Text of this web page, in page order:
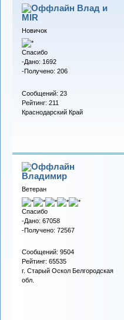
Влад и
MIR
Новичок
Спасибо
-Дано: 1692
-Получено: 206
Сообщений: 23
Рейтинг: 211
Краснодарский Край
Владимиp
Ветеран
Спасибо
-Дано: 67058
-Получено: 72567
Сообщений: 9504
Рейтинг: 65535
г. Старый Оскол Белгородская
обл.